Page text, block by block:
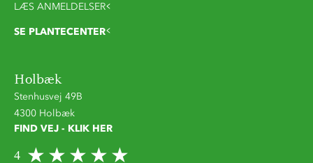
LÆS ANMELDELSER
SE PLANTECENTER
Holbæk
Stenhusvej 49B
4300 Holbæk
FIND VEJ - KLIK HER
4